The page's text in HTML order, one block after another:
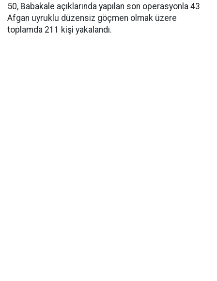
50, Babakale açıklarında yapılan son operasyonla 43
Afgan uyruklu düzensiz göçmen olmak üzere
toplamda 211 kişi yakalandı.